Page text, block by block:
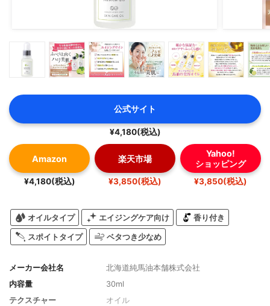
公式サイト
¥4,180(税込)
Amazon
¥4,180(税込)
楽天市場
¥3,850(税込)
Yahoo!
ショッピング
¥3,850(税込)
オイルタイプ エイジングケア向け 香り付き
スポイトタイプ ベタつき少なめ
メーカー会社名
北海道純馬油本舗株式会社
内容量
30ml
テクスチャー
オイル